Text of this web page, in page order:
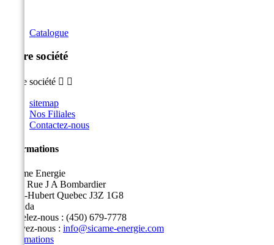
Catalogue
Notre société
Notre société  
sitemap
Nos Filiales
Contactez-nous
Informations
Sicame Energie
5400 Rue J A Bombardier
Saint-Hubert Quebec J3Z 1G8
Canada
Appelez-nous : (450) 679-7778
Écrivez-nous : info@sicame-energie.com
Informations